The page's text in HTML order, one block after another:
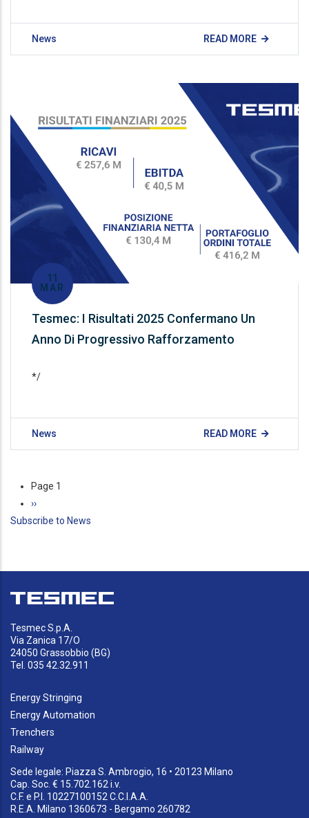
News READ MORE
11
MAR
Tesmec: I Risultati 2025 Confermano Un
Anno Di Progressivo Rafforzamento
*/
News READ MORE
Pagination
Page 1
Next
page
››
Subscribe to News
Tesmec S.p.A.
Via Zanica 17/O
24050 Grassobbio (BG)
Tel. 035 42.32.911
Energy Stringing
Energy Automation
Trenchers
Railway
Sede legale: Piazza S. Ambrogio, 16 • 20123 Milano
Cap. Soc. € 15.702.162 i.v.
C.F. e P.I. 10227100152 C.C.I.A.A.
R.E.A. Milano 1360673 - Bergamo 260782